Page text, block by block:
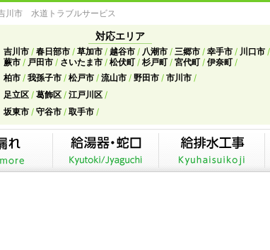
川市 水道トラブルサービス
対応エリア
吉川市 春日部市 草加市 越谷市 八潮市 三郷市 幸手市
川口市
蕨市
戸田市 さいたま市 松伏町 杉戸町 宮代町
伊奈町
柏市
我孫子市 松戸市 流山市 野田市
市川市
足立区
葛飾区
江戸川区
坂東市
守谷市 取手市